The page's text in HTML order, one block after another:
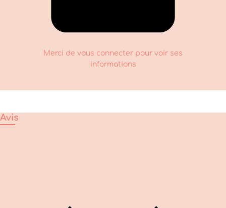
Merci de vous connecter pour voir ses
informations
Avis